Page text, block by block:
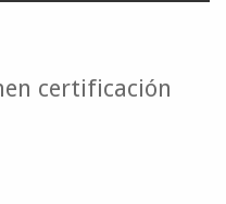
certificación